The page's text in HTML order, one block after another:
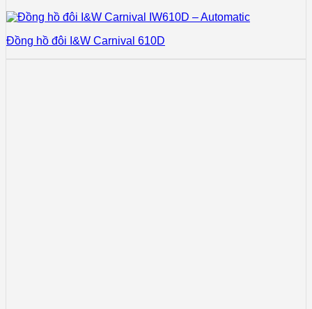
Đồng hồ đôi I&W Carnival 610D